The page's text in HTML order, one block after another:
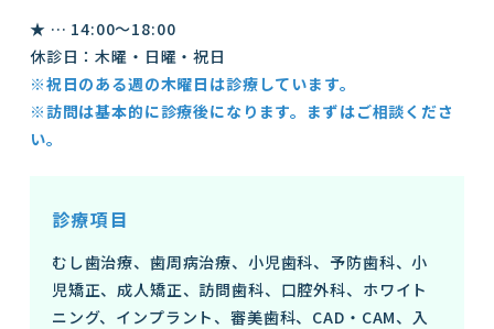
★ … 14:00～18:00
休診日：木曜・日曜・祝日
※祝日のある週の木曜日は診療しています。
※訪問は基本的に診療後になります。まずはご相談くださ
い。
診療項目
むし歯治療、歯周病治療、小児歯科、予防歯科、小
児矯正、成人矯正、訪問歯科、口腔外科、ホワイト
ニング、インプラント、審美歯科、CAD・CAM、入